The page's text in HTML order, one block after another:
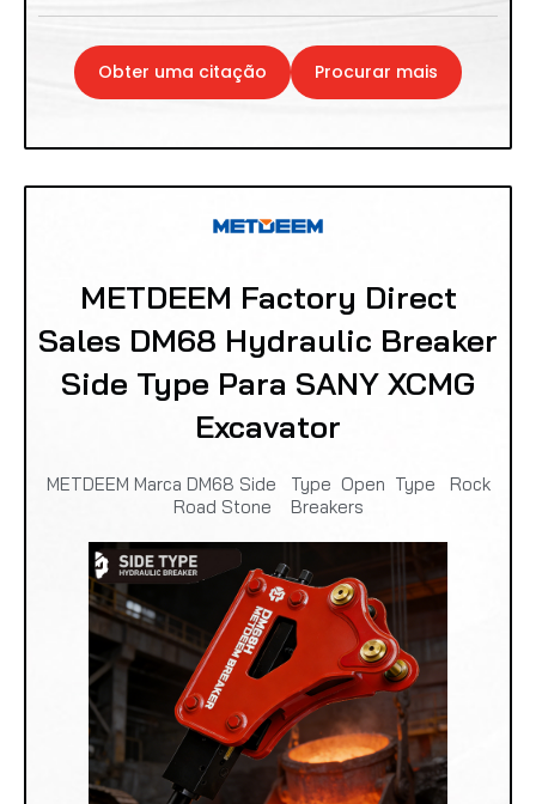
Obter uma citação Procurar mais
METDEEM Factory Direct
Sales DM68 Hydraulic Breaker
Side Type Para SANY XCMG
Excavator
METDEEM Marca DM68 Side Type Open Type Rock
Road Stone Breakers